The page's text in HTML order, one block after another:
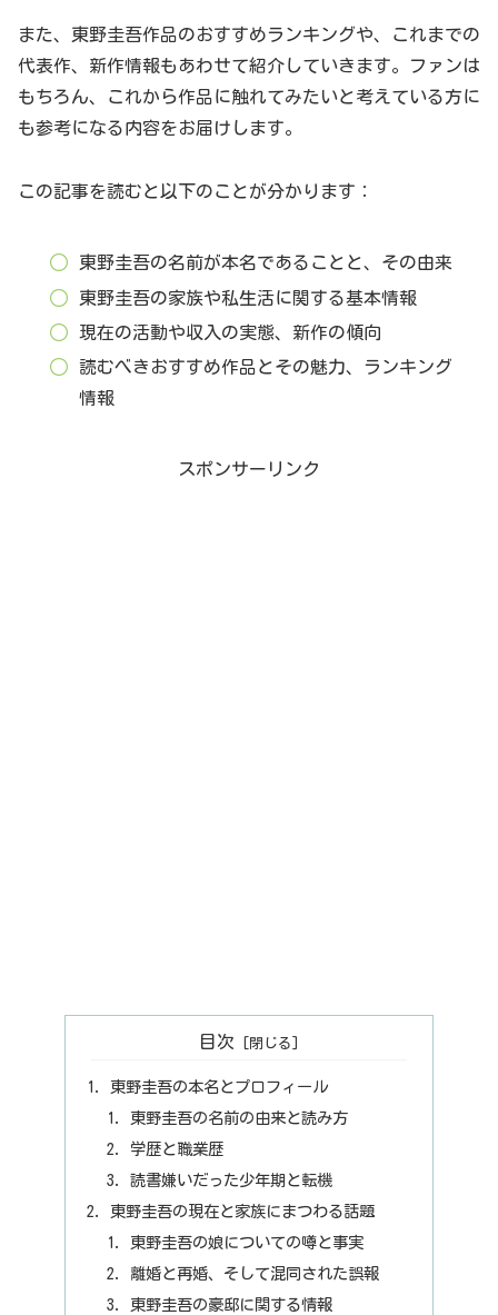
また、東野圭吾作品のおすすめランキングや、これまでの
代表作、新作情報もあわせて紹介していきます。ファンは
もちろん、これから作品に触れてみたいと考えている方に
も参考になる内容をお届けします。
この記事を読むと以下のことが分かります：
東野圭吾の名前が本名であることと、その由来
東野圭吾の家族や私生活に関する基本情報
現在の活動や収入の実態、新作の傾向
読むべきおすすめ作品とその魅力、ランキング
情報
スポンサーリンク
目次
東野圭吾の本名とプロフィール
東野圭吾の名前の由来と読み方
学歴と職業歴
読書嫌いだった少年期と転機
東野圭吾の現在と家族にまつわる話題
東野圭吾の娘についての噂と事実
離婚と再婚、そして混同された誤報
東野圭吾の豪邸に関する情報